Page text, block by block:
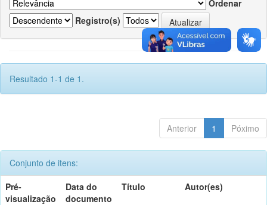
Ordenar
Registro(s)
Resultado 1-1 de 1.
Anterior 1 Póximo
Conjunto de itens:
Pré-
visualização
Data do
documento
Título Autor(es)